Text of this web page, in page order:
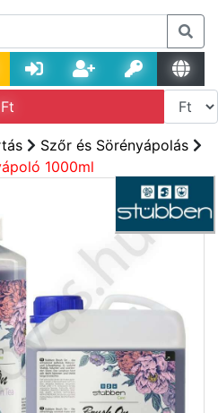
Ft
Szőr és Sörényápolás
1000ml